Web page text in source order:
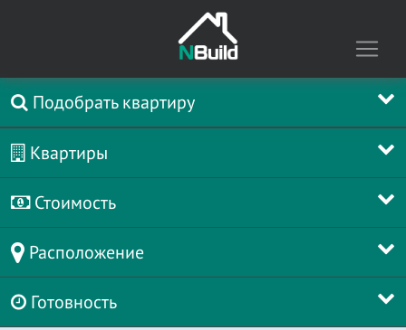
Подобрать квартиру
Квартиры
Стоимость
Расположение
Готовность